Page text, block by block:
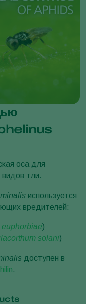
оса для
видов тли.
используется
вредителей:
)
solani)
доступен в
.